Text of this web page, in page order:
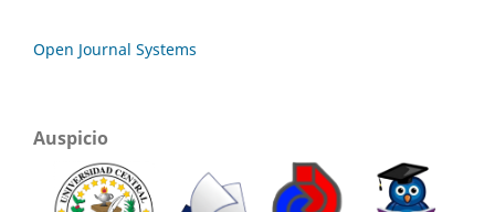
Open Journal Systems
Auspicio